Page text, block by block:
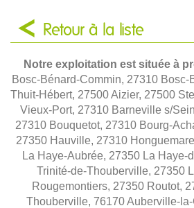
Retour à la liste
Notre exploitation est située à
Bosc-Bénard-Commin, 27310 Bosc-
Thuit-Hébert, 27500 Aizier, 27500
Vieux-Port, 27310 Barneville s/
27310 Bouquetot, 27310 Bourg-
27350 Hauville, 27310
La Haye-Aubrée, 27350 La Haye-
Trinité-de-Thouberville, 27350
Rougemontiers, 27350 Routot,
Thouberville, 76170 Auberville-